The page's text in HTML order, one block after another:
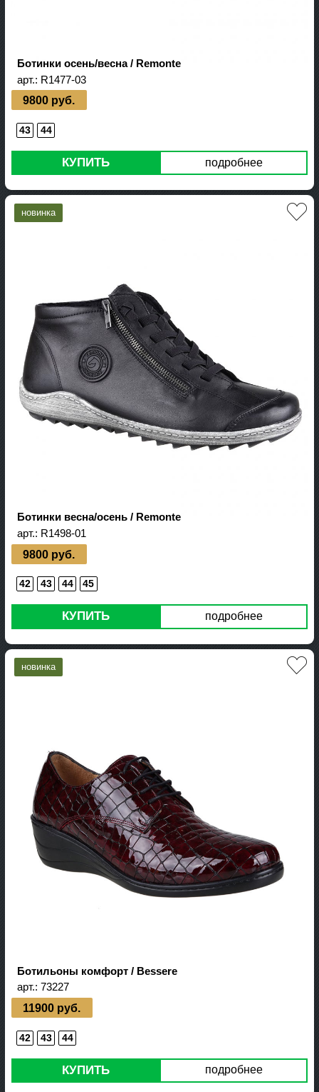
Ботинки осень/весна / Remonte
арт.: R1477-03
9800 руб.
43 44
подробнее
КУПИТЬ
Ботинки весна/осень / Remonte
арт.: R1498-01
9800 руб.
42 43 44 45
подробнее
КУПИТЬ
Ботильоны комфорт / Bessere
арт.: 73227
11900 руб.
42 43 44
подробнее
КУПИТЬ